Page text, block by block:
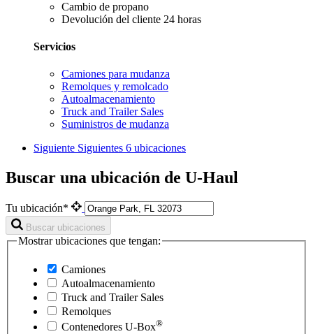
Cambio de propano
Devolución del cliente 24 horas
Servicios
Camiones para mudanza
Remolques y remolcado
Autoalmacenamiento
Truck and Trailer Sales
Suministros de mudanza
Siguiente Siguientes 6 ubicaciones
Buscar una ubicación de U-Haul
Tu ubicación*
Buscar ubicaciones
Mostrar ubicaciones que tengan:
Camiones
Autoalmacenamiento
Truck and Trailer Sales
Remolques
Contenedores U-Box®